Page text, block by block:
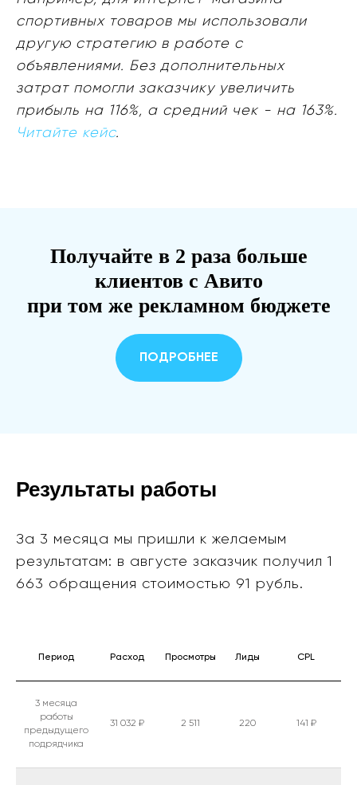
спортивных товаров мы использовали
другую стратегию в работе с
объявлениями. Без дополнительных
затрат помогли заказчику увеличить
прибыль на 116%, а средний чек - на 163%.
Читайте кейс.
Получайте в 2 раза больше
клиентов с Авито
при том же рекламном бюджете
ПОДРОБНЕЕ
Результаты работы
За 3 месяца мы пришли к желаемым
результатам: в августе заказчик получил 1
663 обращения стоимостью 91 рубль.
Период Расход Просмотры Лиды CPL
3 месяца
работы
предыдущего
подрядчика
31 032 ₽ 2 511 220 141 ₽